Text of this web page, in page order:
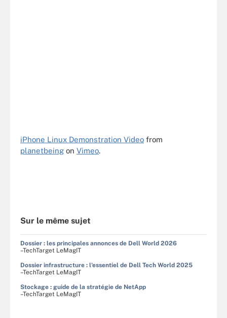
iPhone Linux Demonstration Video from
planetbeing on Vimeo.
Sur le même sujet
Dossier : les principales annonces de Dell World 2026
–TechTarget LeMagIT
Dossier infrastructure : l'essentiel de Dell Tech World 2025
–TechTarget LeMagIT
Stockage : guide de la stratégie de NetApp
–TechTarget LeMagIT